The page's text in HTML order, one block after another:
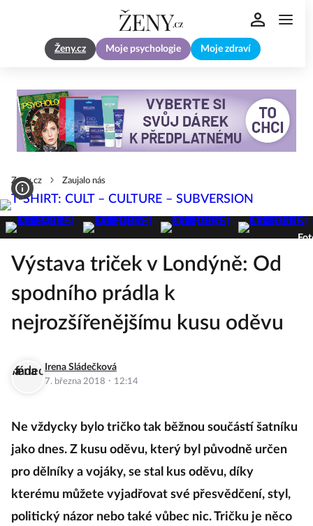
Ženy.cz Moje psychologie Moje zdraví
Zeny.cz Zaujalo nás
Výstava triček v Londýně: Od
spodního prádla k
nejrozšířenějšímu kusu oděvu
Irena Sládečková
7. března 2018 · 12:14
Ne vždycky bylo tričko tak běžnou součástí šatníku
jako dnes. Z kusu oděvu, který byl původně určen
pro dělníky a vojáky, se stal kus oděvu, díky
kterému můžete vyjadřovat své přesvědčení, styl,
politický názor nebo také vůbec nic. Tričku je něco